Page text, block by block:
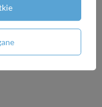
Zadaj pytanie